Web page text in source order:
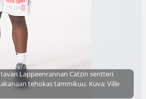
Lappeenrannan Catzin sentteri
tehokas tammikuu. Kuva: Ville